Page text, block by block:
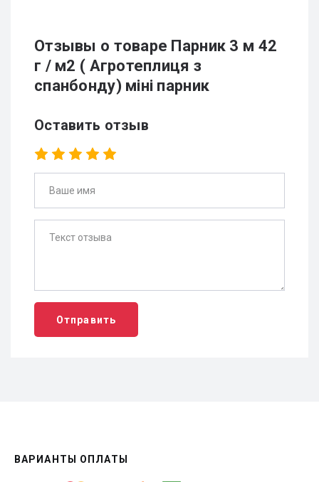
Отзывы о товаре Парник 3 м 42
г / м2 ( Агротеплиця з
спанбонду) міні парник
Оставить отзыв
Отправить
ВАРИАНТЫ ОПЛАТЫ